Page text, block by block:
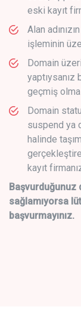
eski kayıt
Alan
işleminin
Domain
yaptıysanız
geçmiş
Domain
suspend ya
halinde
kayıt
Başvurduğunuz
sağlamıyorsa
başvurmayınız.